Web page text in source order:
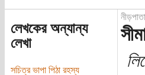
লেখকের অন্যান্য
লেখা
সচিত্র ভাপা পিঠা রহস্য
নীড়পাতা